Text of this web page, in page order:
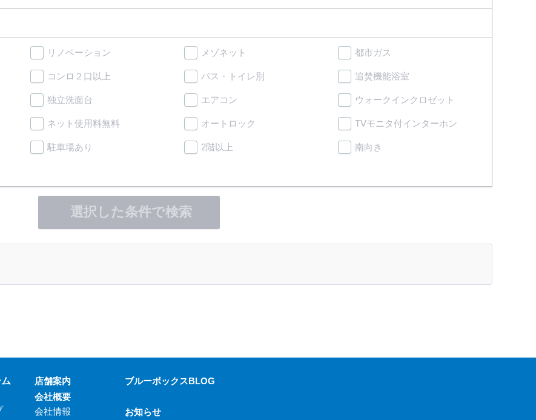
リノベーション メゾネット 都市ガス
コンロ２口以上 バス・トイレ別 追焚機能浴室
独立洗面台 エアコン ウォークインクロゼット
ネット使用料無料 オートロック TVモニタ付インターホン
駐車場あり 2階以上 南向き
選択した条件で検索
店舗案内
会社概要
会社情報
ブルーボックスBLOG
お知らせ